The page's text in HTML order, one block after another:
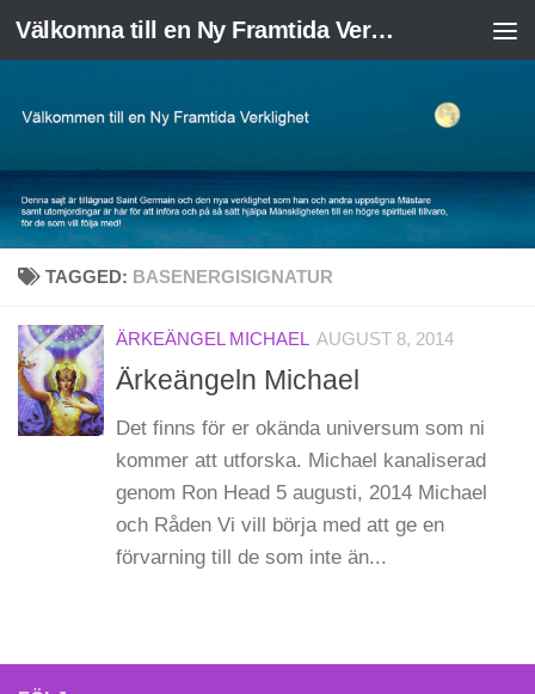
Skip to content Välkomna till en Ny Framtida Verklighet
TAGGED: BASENERGISIGNATUR
ÄRKEÄNGEL MICHAEL AUGUST 8, 2014
Ärkeängeln Michael
Det finns för er okända universum som ni
kommer att utforska. Michael kanaliserad
genom Ron Head 5 augusti, 2014 Michael
och Råden Vi vill börja med att ge en
förvarning till de som inte än...